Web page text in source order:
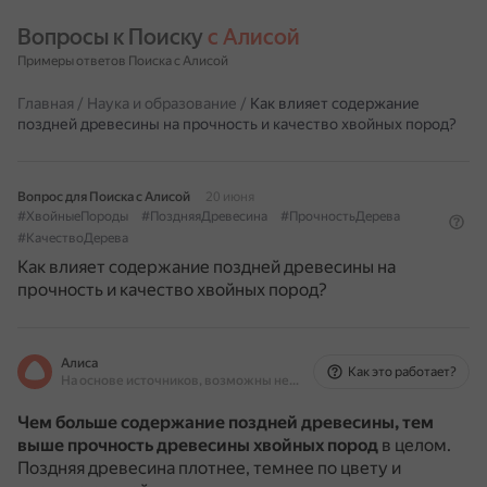
Вопросы к Поиску с Алисой
Примеры ответов Поиска с Алисой
Главная / Наука и образование / Как влияет содержание
поздней древесины на прочность и качество хвойных пород?
Вопрос для Поиска с Алисой
20 июня
#ХвойныеПороды
#ПоздняяДревесина
#ПрочностьДерева
#КачествоДерева
Как влияет содержание поздней древесины на
прочность и качество хвойных пород?
Алиса
На основе источников, возможны неточности
Как это работает?
Чем больше содержание поздней древесины, тем
выше прочность древесины хвойных пород в целом.
Поздняя древесина плотнее, темнее по цвету и